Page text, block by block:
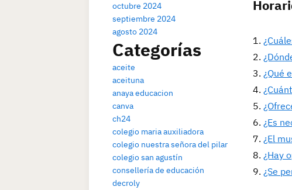
octubre 2024
septiembre 2024
agosto 2024
Categorías
aceite
aceituna
anaya educacion
canva
ch24
colegio maria auxiliadora
colegio nuestra señora del pilar
colegio san agustín
consellería de educación
decroly
¿Qué
¿Es
¿El
¿Hay
¿Se